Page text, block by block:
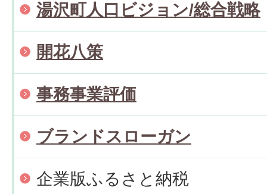
湯沢町人口ビジョン/総合戦略
開花八策
事務事業評価
ブランドスローガン
企業版ふるさと納税